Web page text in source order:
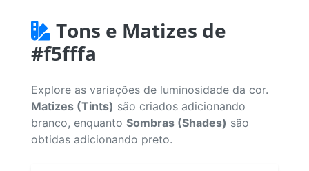
Tons e Matizes de
#f5fffa
Explore as variações de luminosidade da cor.
Matizes (Tints) são criados adicionando
branco, enquanto Sombras (Shades) são
obtidas adicionando preto.